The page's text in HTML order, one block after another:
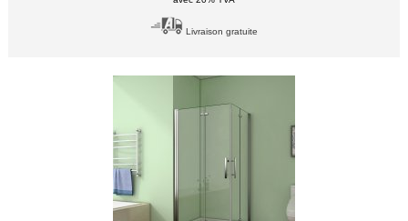
Livraison gratuite